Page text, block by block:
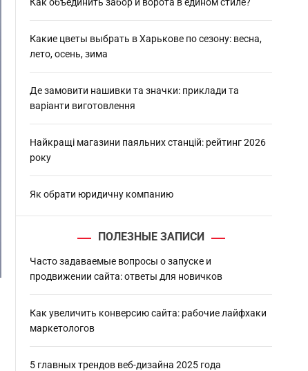
Какие цветы выбрать в Харькове по сезону: весна,
лето, осень, зима
Де замовити нашивки та значки: приклади та
варіанти виготовлення
Найкращі магазини паяльних станцій: рейтинг 2026
року
Як обрати юридичну компанию
ПОЛЕЗНЫЕ ЗАПИСИ
Часто задаваемые вопросы о запуске и
продвижении сайта: ответы для новичков
Как увеличить конверсию сайта: рабочие лайфхаки
маркетологов
5 главных трендов веб-дизайна 2025 года